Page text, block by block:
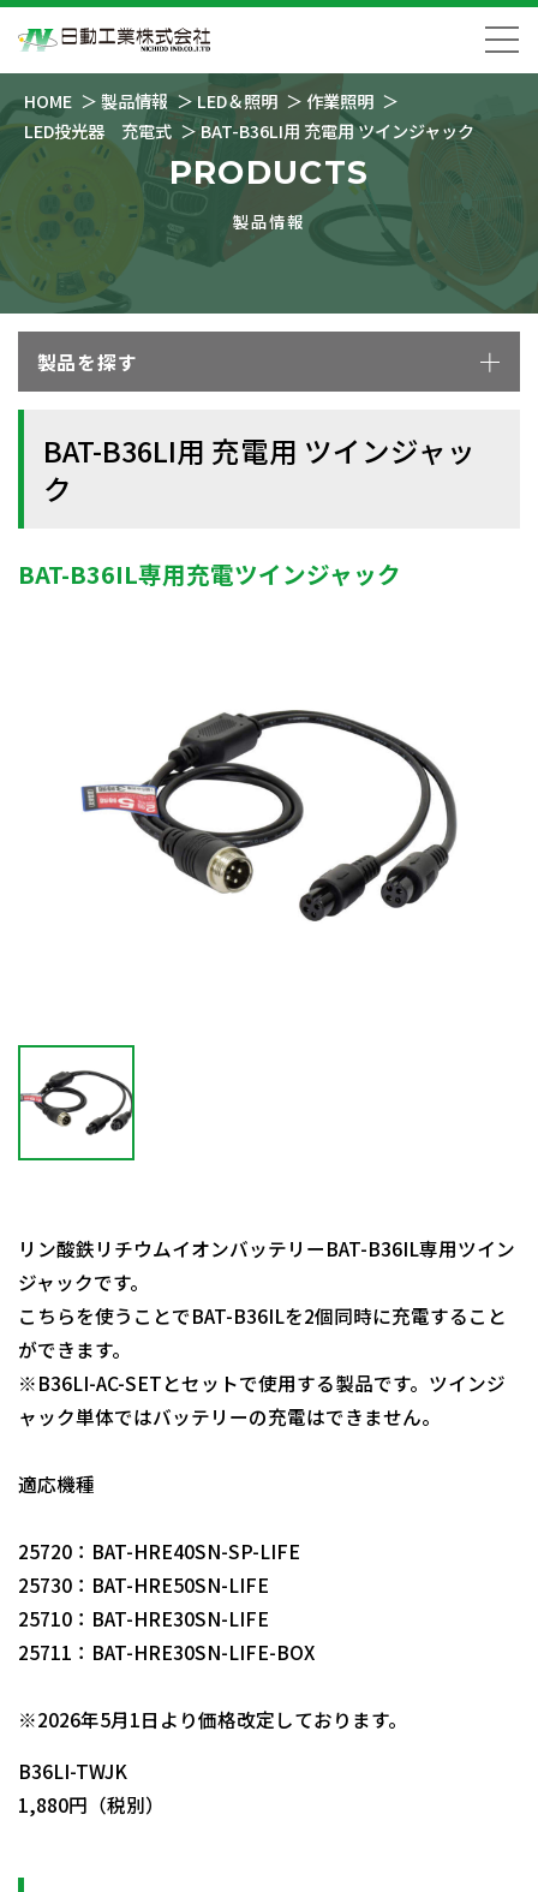
HOME 製品情報 LED＆照明
作業照明
LED投光器 充電式
BAT-B36LI用 充電用 ツインジャック
PRODUCTS
製品情報
製品を探す
BAT-B36LI用 充電用 ツインジャッ
ク
BAT-B36IL専用充電ツインジャック
リン酸鉄リチウムイオンバッテリーBAT-B36IL専用ツイン
ジャックです。
こちらを使うことでBAT-B36ILを2個同時に充電すること
ができます。
※B36LI-AC-SETとセットで使用する製品です。ツインジ
ャック単体ではバッテリーの充電はできません。
適応機種
25720：BAT-HRE40SN-SP-LIFE
25730：BAT-HRE50SN-LIFE
25710：BAT-HRE30SN-LIFE
25711：BAT-HRE30SN-LIFE-BOX
※2026年5月1日より価格改定しております。
B36LI-TWJK
1,880円（税別）